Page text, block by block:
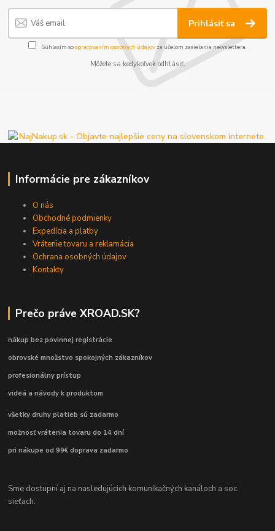
Prihlásiť sa
Súhlasím sospracovaním osobných údajov za účelom zasielania newslettera.
Môžete sa kedykoľvek odhlásiť.
Informácie pre zákazníkov
O nás
Obchodné podmienky
Expedícia a platby
Vrátenie tovaru a reklamácia
Ochrana osobných údajov
Kontakty
Prečo práve XROAD.SK?
nákup bez povinnej registrácie
obrovské množstvo spokojných zákazníkov
profesionálny prístup
videá a návody k produktom
všetky druhy platieb sú zadarmo
možnosť vrátenia tovaru do 14 dní
pri nákupe od 99€ doprava zadarmo
Sme dostupní aj na nasledujúcich komunikačných kanáloch a soc.
sieťach: